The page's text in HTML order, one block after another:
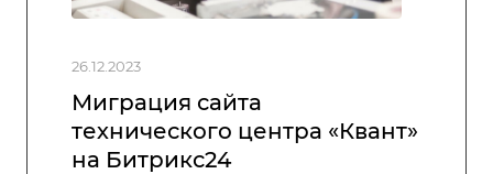
26.12.2023
Миграция сайта
технического центра «Квант»
на Битрикс24